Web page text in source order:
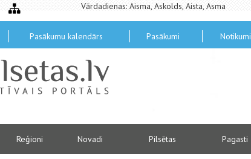
Vārdadienas: Aisma, Askolds, Aista, Asma
Pasākumu kalendārs Pasākumi Notikumi
Reģioni Novadi Pilsētas Pagasti